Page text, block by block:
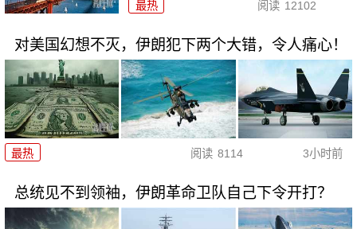
最热 阅读 12102
对美国幻想不灭，伊朗犯下两个大错，令人痛心！
最热 阅读 8114 3小时前
总统见不到领袖，伊朗革命卫队自己下令开打？